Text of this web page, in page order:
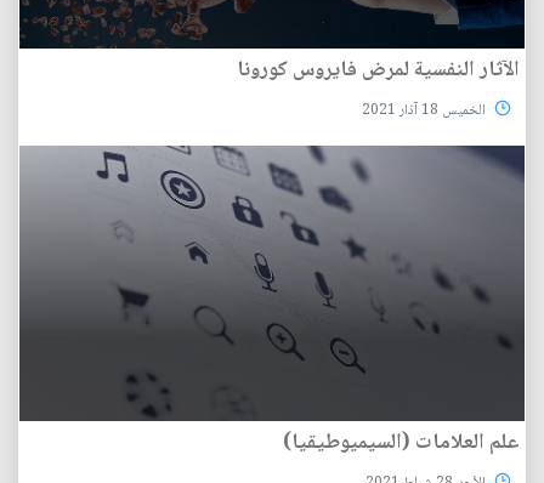
الآثار النفسية لمرض فايروس كورونا
الخميس 18 آذار 2021
علم العلامات (السيميوطيقيا)